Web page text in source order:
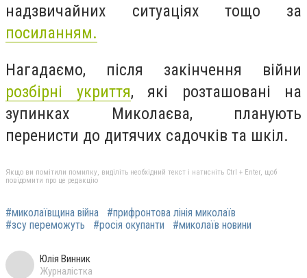
надзвичайних ситуаціях тощо за
посиланням.
Нагадаємо, після закінчення війни
розбірні укриття, які розташовані на
зупинках Миколаєва, планують
перенисти до дитячих садочків та шкіл.
Якщо ви помітили помилку, виділіть необхідний текст і натисніть Ctrl + Enter, щоб
повідомити про це редакцію
#миколаївщина війна
#прифронтова лінія миколаїв
#зсу переможуть
#росія окупанти #миколаїв новини
Юлія Винник
Журналістка